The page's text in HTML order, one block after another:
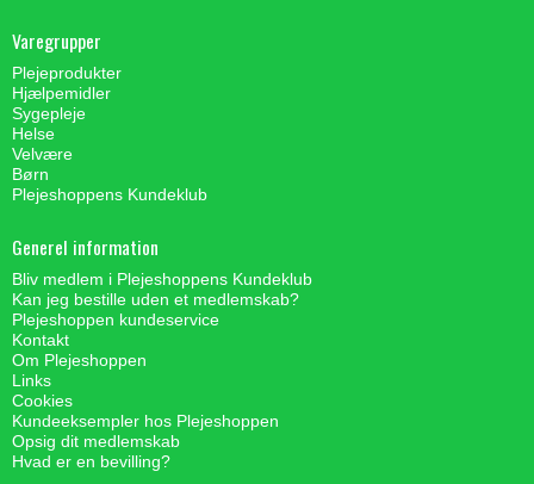
Varegrupper
Plejeprodukter
Hjælpemidler
Sygepleje
Helse
Velvære
Børn
Plejeshoppens Kundeklub
Generel information
Bliv medlem i Plejeshoppens Kundeklub
Kan jeg bestille uden et medlemskab?
Plejeshoppen kundeservice
Kontakt
Om Plejeshoppen
Links
Cookies
Kundeeksempler hos Plejeshoppen
Opsig dit medlemskab
Hvad er en bevilling?